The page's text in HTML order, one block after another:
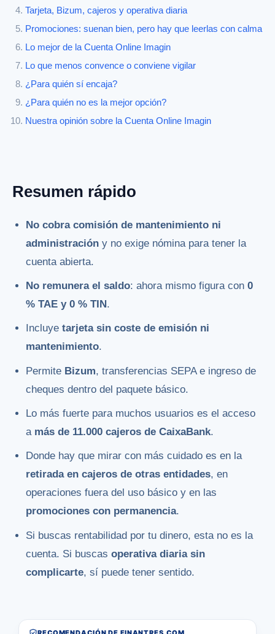
Tarjeta, Bizum, cajeros y operativa diaria
Promociones: suenan bien, pero hay que leerlas con calma
Lo mejor de la Cuenta Online Imagin
Lo que menos convence o conviene vigilar
¿Para quién sí encaja?
¿Para quién no es la mejor opción?
Nuestra opinión sobre la Cuenta Online Imagin
Resumen rápido
No cobra comisión de mantenimiento ni
administración y no exige nómina para tener la
cuenta abierta.
No remunera el saldo: ahora mismo figura con0
% TAE y 0 % TIN.
Incluyetarjeta sin coste de emisión ni
mantenimiento.
Permite Bizum, transferencias SEPA e ingreso de
cheques dentro del paquete básico.
Lo más fuerte para muchos usuarios es el acceso
a más de 11.000 cajeros de CaixaBank.
Donde hay que mirar con más cuidado es en la
retirada en cajeros de otras entidades, en
operaciones fuera del uso básico y en las
promociones con permanencia.
Si buscas rentabilidad por tu dinero, esta no es la
cuenta. Si buscasoperativa diaria sin
complicarte, sí puede tener sentido.